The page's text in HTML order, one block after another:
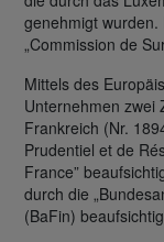
genehmigt
„Commission de
Mittels des
Unternehmen zwei
Frankreich (Nr.
Prudentiel et de
France”
durch die
(BaFin)